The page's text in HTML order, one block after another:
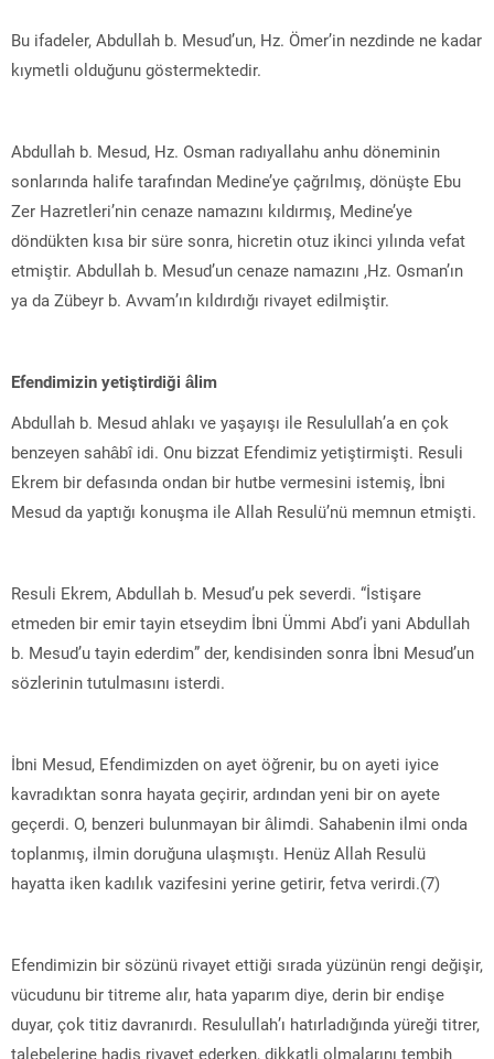
Bu ifadeler, Abdullah b. Mesud’un, Hz. Ömer’in nezdinde ne kadar
kıymetli olduğunu göstermektedir.
Abdullah b. Mesud, Hz. Osman radıyallahu anhu döneminin
sonlarında halife tarafından Medine’ye çağrılmış, dönüşte Ebu
Zer Hazretleri’nin cenaze namazını kıldırmış, Medine’ye
döndükten kısa bir süre sonra, hicretin otuz ikinci yılında vefat
etmiştir. Abdullah b. Mesud’un cenaze namazını ,Hz. Osman’ın
ya da Zübeyr b. Avvam’ın kıldırdığı rivayet edilmiştir.
Efendimizin yetiştirdiği âlim
Abdullah b. Mesud ahlakı ve yaşayışı ile Resulullah’a en çok
benzeyen sahâbî idi. Onu bizzat Efendimiz yetiştirmişti. Resuli
Ekrem bir defasında ondan bir hutbe vermesini istemiş, İbni
Mesud da yaptığı konuşma ile Allah Resulü’nü memnun etmişti.
Resuli Ekrem, Abdullah b. Mesud’u pek severdi. “İstişare
etmeden bir emir tayin etseydim İbni Ümmi Abd’i yani Abdullah
b. Mesud’u tayin ederdim” der, kendisinden sonra İbni Mesud’un
sözlerinin tutulmasını isterdi.
İbni Mesud, Efendimizden on ayet öğrenir, bu on ayeti iyice
kavradıktan sonra hayata geçirir, ardından yeni bir on ayete
geçerdi. O, benzeri bulunmayan bir âlimdi. Sahabenin ilmi onda
toplanmış, ilmin doruğuna ulaşmıştı. Henüz Allah Resulü
hayatta iken kadılık vazifesini yerine getirir, fetva verirdi.(7)
Efendimizin bir sözünü rivayet ettiği sırada yüzünün rengi değişir,
vücudunu bir titreme alır, hata yaparım diye, derin bir endişe
duyar, çok titiz davranırdı. Resulullah’ı hatırladığında yüreği titrer,
talebelerine hadis rivayet ederken, dikkatli olmalarını tembih